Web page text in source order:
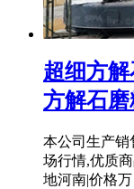
超细方
方解石磨
本公司生产销
场行情,优质
地河南|价格